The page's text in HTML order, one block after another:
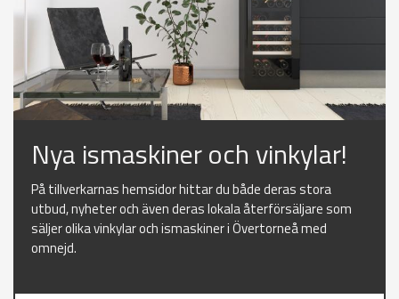
Nya ismaskiner och vinkylar!
På tillverkarnas hemsidor hittar du både deras stora
utbud, nyheter och även deras lokala återförsäljare som
säljer olika vinkylar och ismaskiner i Övertorneå med
omnejd.